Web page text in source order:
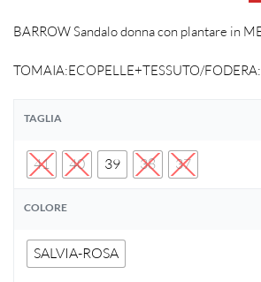
BARROW Sandalo donna con plantare in
TOMAIA:ECOPELLE+TESSUTO/
TAGLIA
41 40 39 38 37
COLORE
SALVIA-ROSA